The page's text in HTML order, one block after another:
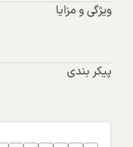
ویژگی و مزایا
پیکر بندی